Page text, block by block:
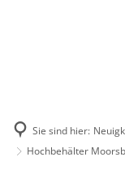
Sie sind hier:
Hochbehälter